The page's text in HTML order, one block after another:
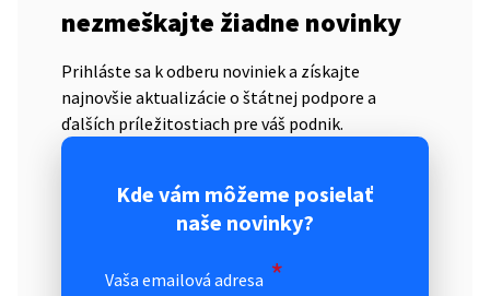
nezmeškajte žiadne novinky
Prihláste sa k odberu noviniek a získajte
najnovšie aktualizácie o štátnej podpore a
ďalších príležitostiach pre váš podnik.
Kde vám môžeme posielať
naše novinky?
Vaša emailová adresa *